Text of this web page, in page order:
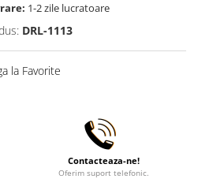
1-2 zile lucratoare
DRL-1113
la Favorite
Contacteaza-ne!
Oferim suport telefonic.